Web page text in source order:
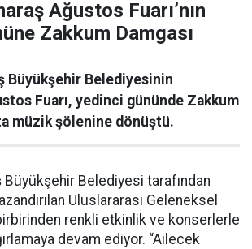
Ağustos Fuarı’nın
Zakkum Damgası
Büyükşehir Belediyesinin
Fuarı, yedinci gününde Zakkum
müzik şölenine dönüştü.
Büyükşehir Belediyesi tarafından
Uluslararası Geleneksel
renkli etkinlik ve konserlerle
devam ediyor. “Ailecek